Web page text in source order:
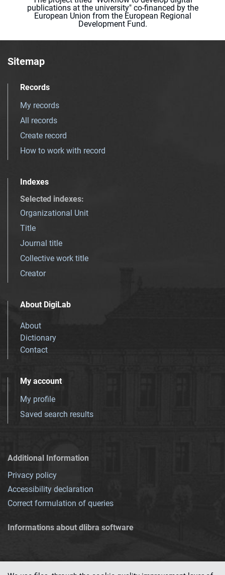
publications at the university" co-financed by the
European Union from the European Regional
Development Fund.
Sitemap
Records
My records
All records
Create record
How to work with record
Indexes
Selected indexes:
Organizational Unit
Title
Journal title
Collective work title
Creator
About DigiLab
About
Dictionary
Contact
My account
My profile
Saved search results
Additional Information
Privacy policy
Accessibility declaration
Correct formulation of queries
Informations about dlibra software